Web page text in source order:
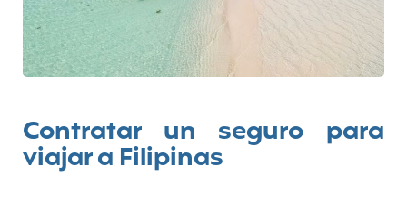
Contratar un seguro para
viajar a Filipinas